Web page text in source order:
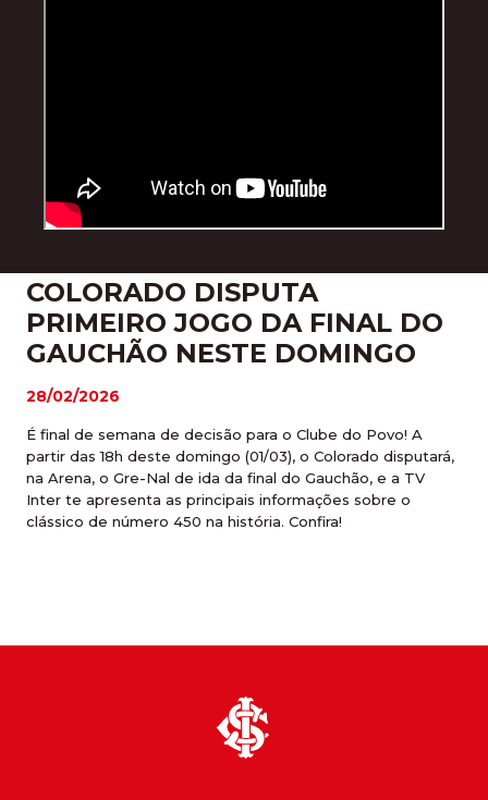
COLORADO DISPUTA
PRIMEIRO JOGO DA FINAL DO
GAUCHÃO NESTE DOMINGO
28/02/2026
É final de semana de decisão para o Clube do Povo! A
partir das 18h deste domingo (01/03), o Colorado disputará,
na Arena, o Gre-Nal de ida da final do Gauchão, e a TV
Inter te apresenta as principais informações sobre o
clássico de número 450 na história. Confira!